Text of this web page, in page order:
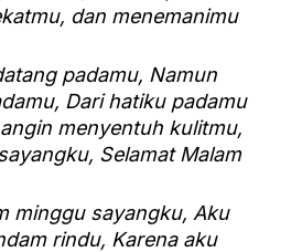
dan menemanimu
padamu, Namun
Dari hatiku padamu
menyentuh kulitmu,
Selamat Malam
minggu sayangku, Aku
rindu, Karena aku